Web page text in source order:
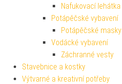
Nafukovací lehátka
Potápěčské vybavení
Potápěčské masky
Vodácké vybavení
Záchranné vesty
Stavebnice a kostky
Výtvarné a kreativní potřeby